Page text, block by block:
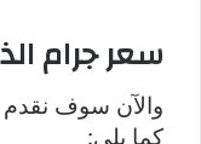
سعر جرام
والآن سوف نقدم
كما يلي: